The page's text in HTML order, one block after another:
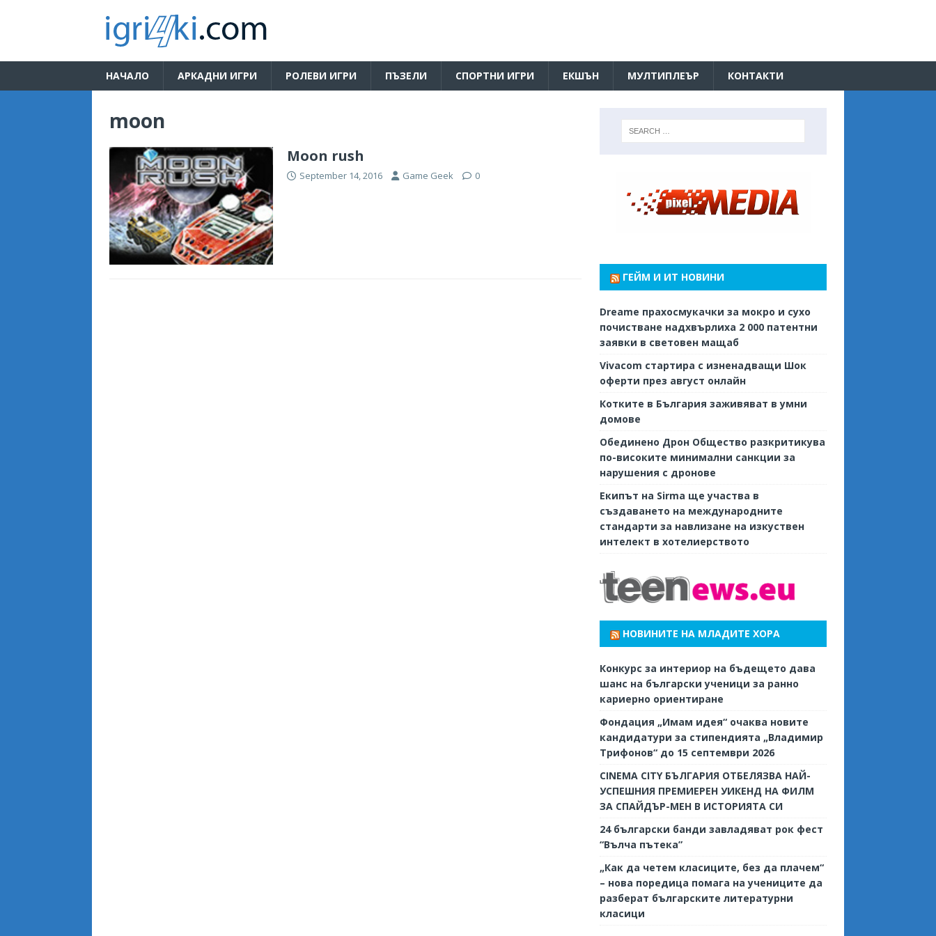
НАЧАЛО АРКАДНИ ИГРИ РОЛЕВИ ИГРИ ПЪЗЕЛИ СПОРТНИ ИГРИ ЕКШЪН МУЛТИПЛЕЪР КОНТАКТИ
moon
Moon rush
September 14, 2016 Game Geek 0
ГЕЙМ И ИТ НОВИНИ
Dreame прахосмукачки за мокро и сухо
почистване надхвърлиха 2 000 патентни
заявки в световен мащаб
Vivacom стартира с изненадващи Шок
оферти през август онлайн
Котките в България заживяват в умни
домове
Обединено Дрон Общество разкритикува
по-високите минимални санкции за
нарушения с дронове
Екипът на Sirma ще участва в
създаването на международните
стандарти за навлизане на изкуствен
интелект в хотелиерството
НОВИНИТЕ НА МЛАДИТЕ ХОРА
Конкурс за интериор на бъдещето дава
шанс на български ученици за ранно
кариерно ориентиране
Фондация „Имам идея“ очаква новите
кандидатури за стипендията „Владимир
Трифонов“ до 15 септември 2026
CINEMA CITY БЪЛГАРИЯ ОТБЕЛЯЗВА НАЙ-
УСПЕШНИЯ ПРЕМИЕРЕН УИКЕНД НА ФИЛМ
ЗА СПАЙДЪР-МЕН В ИСТОРИЯТА СИ
24 български банди завладяват рок фест
“Вълча пътека”
„Как да четем класиците, без да плачем“
– нова поредица помага на учениците да
разберат българските литературни
класици